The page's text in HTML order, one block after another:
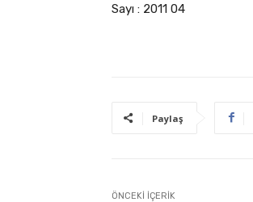
Sayı : 2011 04
Paylaş
ÖNCEKI İÇERIK